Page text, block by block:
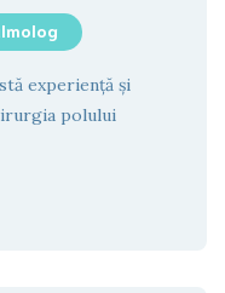
experiență și
polului